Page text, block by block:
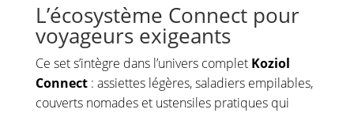
L’écosystème Connect pour
voyageurs exigeants
Ce set s’intègre dans l’univers complet Koziol
Connect: assiettes légères, saladiers empilables,
couverts nomades et ustensiles pratiques qui